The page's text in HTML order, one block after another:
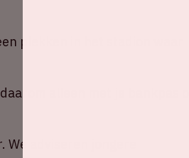
plekken in het stadion waar
alleen met je bankpas of
adviseren jongere